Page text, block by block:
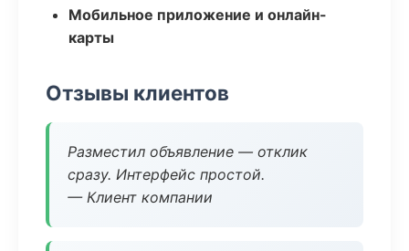
Мобильное приложение и онлайн-
карты
Отзывы клиентов
Разместил объявление — отклик
сразу. Интерфейс простой.
— Клиент компании